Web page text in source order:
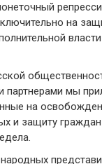
на
мы
на
и защиту